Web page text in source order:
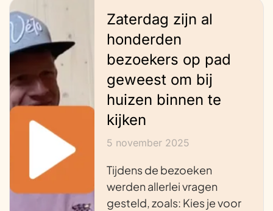
Zaterdag zijn al
honderden
bezoekers op pad
geweest om bij
huizen binnen te
kijken
5 november 2025
Tijdens de bezoeken
werden allerlei vragen
gesteld, zoals: Kies je voor